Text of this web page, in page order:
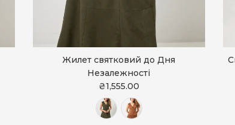
Жилет святковий до Дня
Незалежності
₴1,555.00